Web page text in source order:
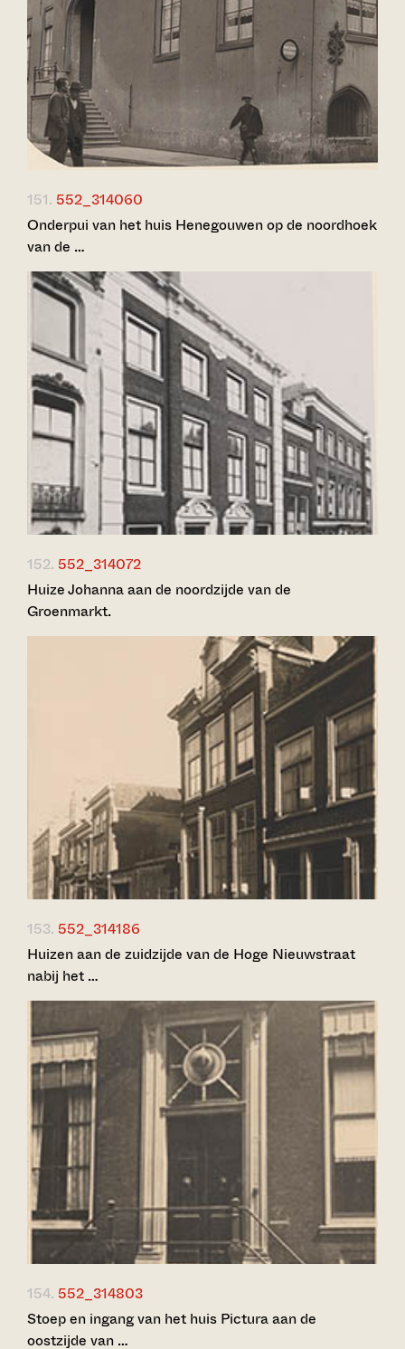
151. 552_314060
Onderpui van het huis Henegouwen op de noordhoek
van de …
152. 552_314072
Huize Johanna aan de noordzijde van de
Groenmarkt.
153. 552_314186
Huizen aan de zuidzijde van de Hoge Nieuwstraat
nabij het …
154. 552_314803
Stoep en ingang van het huis Pictura aan de
oostzijde van …